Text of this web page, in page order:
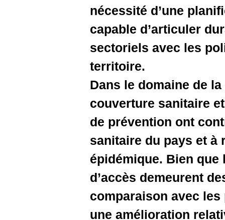
capable
Dans le
de
sanitaire
d’accès
une